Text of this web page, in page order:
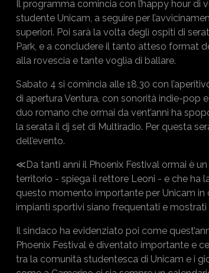
Il programma comincia con l’happy hour di
studente Unicam, a seguire per
superiori. Poi sarà la volta degli ospiti di
Park, e a concludere il tanto atteso format
alla rovescia e tante voglia di ballare.
Sabato 4 si comincia alle 18,30 con
di apertura Ventura, con sonorità indie-pop
duo romano che ormai da vent’anni ha
la serata il dj set di Multiradio. Per questa
dell’evento.
≪Da tanti anni il Phoenix Festival ormai è
territorio - spiega il rettore Leoni - e che ha
questo momento importante per Unicam
impianti sportivi siano frequentati e
Il sindaco ha evidenziato poi come
Phoenix Festival è diventato importante e
tra la comunità studentesca di Unicam e i